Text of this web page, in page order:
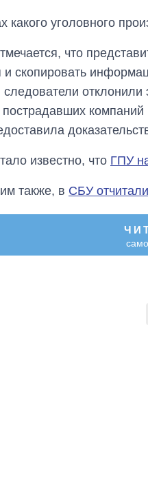
какого уголовного
что
и скопировать
следователи
пострадавших
известно, что ГПУ
также, в СБУ